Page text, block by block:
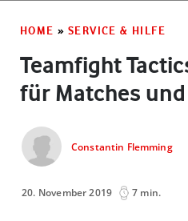
HOME » SERVICE & HILFE
Teamfight
für Matches und
Constantin Flemming
20. November 2019 7 min.